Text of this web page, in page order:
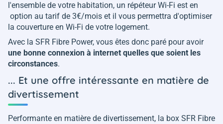
l'ensemble de votre habitation, un répéteur Wi-Fi est en
option au tarif de 3€/mois et il vous permettra d'optimiser
la couverture en Wi-Fi de votre logement.
Avec la SFR Fibre Power, vous êtes donc paré pour avoir
une bonne connexion à internet quelles que soient les
circonstances.
... Et une offre intéressante en matière de
divertissement
Performante en matière de divertissement, la box SFR Fibre